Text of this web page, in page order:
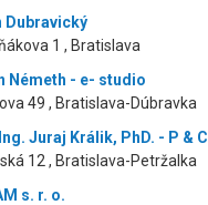
Dubravický
1 , Bratislava
Németh - e- studio
49 , Bratislava-Dúbravka
Juraj Králik, PhD. - P & C
12 , Bratislava-Petržalka
s. r. o.